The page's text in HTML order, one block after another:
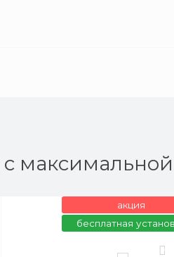
акция
бесплатная
0